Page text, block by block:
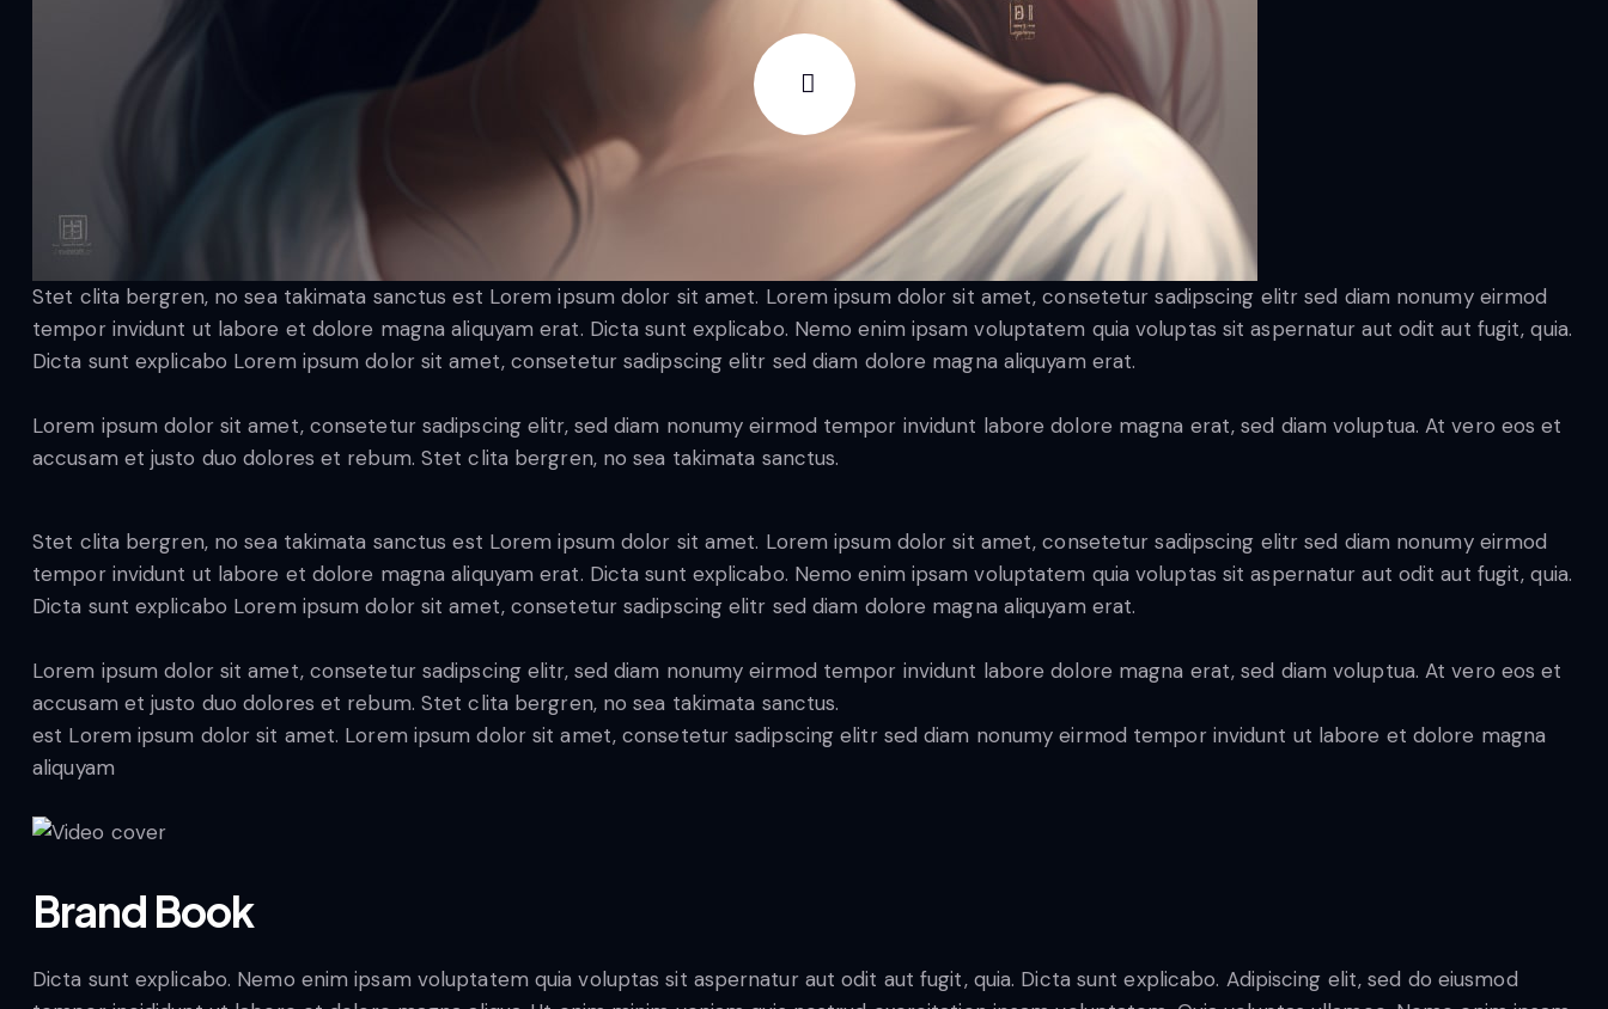
Stet clita bergren, no sea takimata sanctus est Lorem ipsum dolor sit amet. Lorem ipsum dolor sit amet, consetetur sadipscing elitr sed diam nonumy eirmod
tempor invidunt ut labore et dolore magna aliquyam erat. Dicta sunt explicabo. Nemo enim ipsam voluptatem quia voluptas sit aspernatur aut odit aut fugit, quia.
Dicta sunt explicabo Lorem ipsum dolor sit amet, consetetur sadipscing elitr sed diam dolore magna aliquyam erat.
Lorem ipsum dolor sit amet, consetetur sadipscing elitr, sed diam nonumy eirmod tempor invidunt labore dolore magna erat, sed diam voluptua. At vero eos et
accusam et justo duo dolores et rebum. Stet clita bergren, no sea takimata sanctus.
Stet clita bergren, no sea takimata sanctus est Lorem ipsum dolor sit amet. Lorem ipsum dolor sit amet, consetetur sadipscing elitr sed diam nonumy eirmod
tempor invidunt ut labore et dolore magna aliquyam erat. Dicta sunt explicabo. Nemo enim ipsam voluptatem quia voluptas sit aspernatur aut odit aut fugit, quia.
Dicta sunt explicabo Lorem ipsum dolor sit amet, consetetur sadipscing elitr sed diam dolore magna aliquyam erat.
Lorem ipsum dolor sit amet, consetetur sadipscing elitr, sed diam nonumy eirmod tempor invidunt labore dolore magna erat, sed diam voluptua. At vero eos et
accusam et justo duo dolores et rebum. Stet clita bergren, no sea takimata sanctus.
est Lorem ipsum dolor sit amet. Lorem ipsum dolor sit amet, consetetur sadipscing elitr sed diam nonumy eirmod tempor invidunt ut labore et dolore magna
aliquyam
Brand Book
Dicta sunt explicabo. Nemo enim ipsam voluptatem quia voluptas sit aspernatur aut odit aut fugit, quia. Dicta sunt explicabo. Adipiscing elit, sed do eiusmod